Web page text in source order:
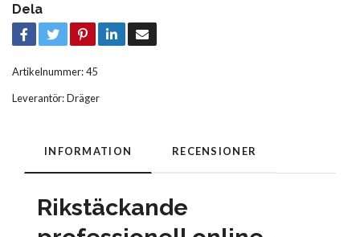
Dela
Artikelnummer:45
Leverantör:Dräger
INFORMATION RECENSIONER
Rikstäckande